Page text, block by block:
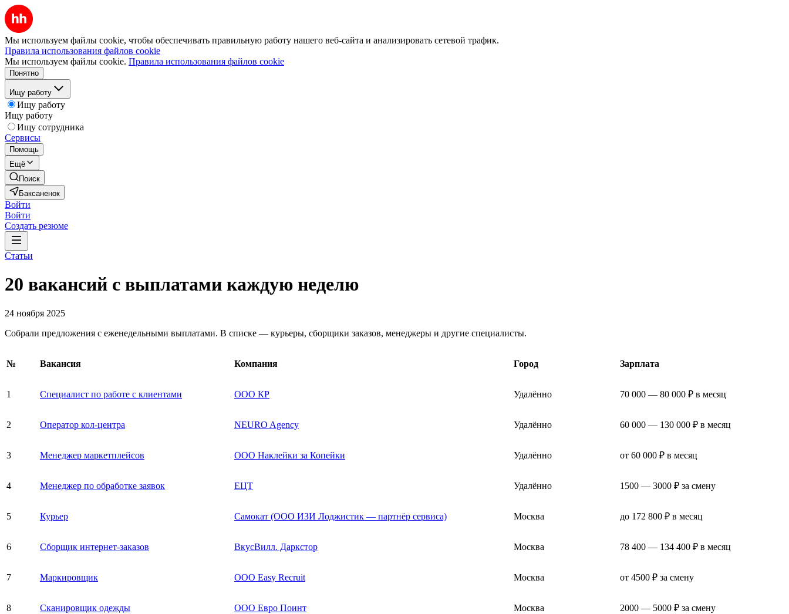
Мы используем файлы cookie, чтобы обеспечивать правильную работу нашего веб-сайта и анализировать сетевой трафик.
Правила использования файлов cookie
Мы используем файлы cookie. Правила использования файлов cookie
Понятно
Ищу работу
Ищу работу
Ищу работу
Ищу сотрудника
Сервисы
Помощь
Ещё
Поиск
Баксаненок
Войти
Войти
Создать резюме
Статьи
20 вакансий с выплатами каждую неделю
24 ноября 2025
Собрали предложения с еженедельными выплатами. В списке — курьеры, сборщики заказов, менеджеры и другие специалисты.
№ Вакансия Компания Город Зарплата
1 Специалист по работе с клиентами ООО КР Удалённо 70 000 — 80 000 ₽ в месяц
2 Оператор кол-центра NEURO Agency Удалённо 60 000 — 130 000 ₽ в месяц
3 Менеджер маркетплейсов ООО Наклейки за Копейки Удалённо от 60 000 ₽ в месяц
4 Менеджер по обработке заявок ЕЦТ Удалённо 1500 — 3000 ₽ за смену
5 Курьер Самокат (ООО ИЗИ Лоджистик — партнёр сервиса) Москва до 172 800 ₽ в месяц
6 Сборщик интернет-заказов ВкусВилл. Даркстор Москва 78 400 — 134 400 ₽ в месяц
7 Маркировщик ООО Easy Recruit Москва от 4500 ₽ за смену
8 Сканировщик одежды ООО Евро Поинт Москва 2000 — 5000 ₽ за смену